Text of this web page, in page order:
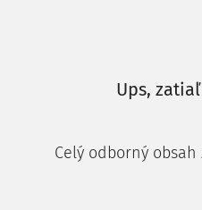
Ups,
Celý odborný